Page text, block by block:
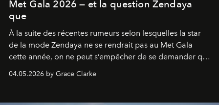
Met Gala 2026 — et la question Zendaya
que
À la suite des récentes rumeurs selon lesquelles la star
de la mode Zendaya ne se rendrait pas au Met Gala
cette année, on ne peut s’empêcher de se demander qui
sera présent.
04.05.2026 by Grace Clarke